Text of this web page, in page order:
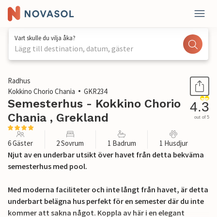
Vart skulle du vilja åka?
Lägg till destination, datum, gäster
1 / 33
Radhus
Kokkino Chorio Chania
GKR234
Semesterhus - Kokkino Chorio
Chania , Grekland
4.3
out of 5
6 Gäster 2 Sovrum 1 Badrum 1 Husdjur
Njut av en underbar utsikt över havet från detta bekväma
semesterhus med pool.
Med moderna faciliteter och inte långt från havet, är detta
underbart belägna hus perfekt för en semester där du inte
kommer att sakna något. Koppla av här i en elegant